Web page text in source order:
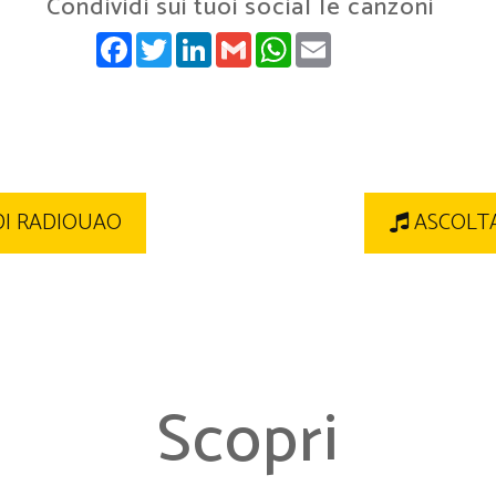
Condividi sui tuoi social le canzoni
FACEBOOK
TWITTERLINKEDIN
GMAILWHATSAPP
RADIOUAO
Scopri